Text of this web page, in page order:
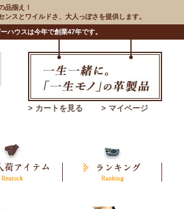
品揃え！
スとワイルドさ、大人っぽさを提供します。
ハウスは今年で創業47年です。
> カートを見る > マイページ